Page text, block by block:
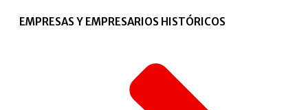
EMPRESAS Y EMPRESARIOS HISTÓRICOS